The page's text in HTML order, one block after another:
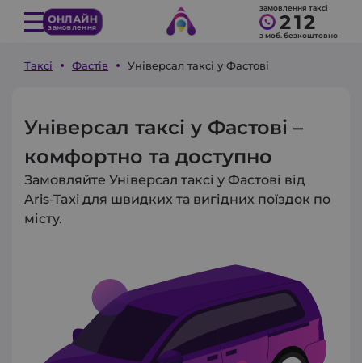
ОНЛАЙН
замовлення
замовлення таксі
212
з моб. безкоштовно
Таксі Фастів Універсал таксі у Фастові
Універсал таксі у Фастові –
комфортно та доступно
Замовляйте Універсал таксі у Фастові від
Aris-Taxi для швидких та вигідних поїздок по
місту.